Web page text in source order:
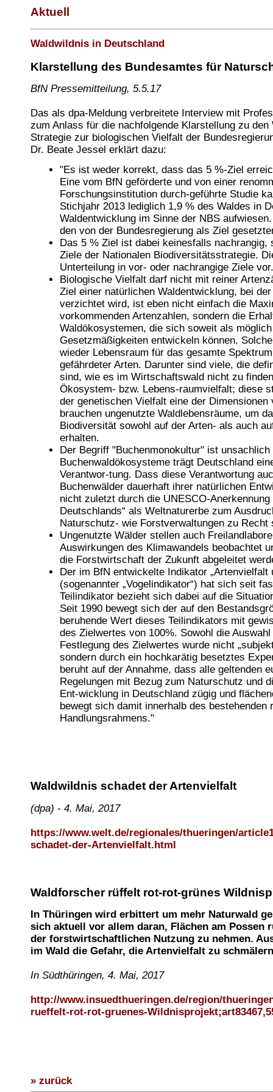
Aktuell
Waldwildnis in Deutschland
Klarstellung des Bundesamtes für
BfN Pressemitteilung, 5.5.17
Das als dpa-Meldung verbreitete Interview mit
zum Anlass für die nachfolgende Klarstellung zu den
Strategie zur biologischen Vielfalt der
Dr. Beate Jessel erklärt dazu:
"Es ist weder korrekt, dass das 5 %-Ziel
Eine vom BfN geförderte und von einer
Forschungsinstitution durch-geführte Studie
Stichjahr 2013 lediglich 1,9 % des Waldes in
Waldentwicklung im Sinne der NBS
den von der Bundesregierung als Ziel
Das 5 % Ziel ist dabei keinesfalls nachrangig,
Ziele der Nationalen Biodiversitätsstrategie.
Unterteilung in vor- oder nachrangige Ziele vor.
Biologische Vielfalt darf nicht mit reiner
Ziel einer natürlichen Waldentwicklung, bei
verzichtet wird, ist eben nicht einfach die
vorkommenden Artenzahlen, sondern die
Waldökosystemen, die sich soweit als
Gesetzmäßigkeiten entwickeln können.
wieder Lebensraum für das gesamte
gefährdeter Arten. Darunter sind viele, die
sind, wie es im Wirtschaftswald nicht zu
Ökosystem- bzw. Lebens-raumvielfalt; diese
der genetischen Vielfalt eine der
brauchen ungenutzte Waldlebensräume, um
Biodiversität sowohl auf der Arten- als auch
erhalten.
Der Begriff "Buchenmonokultur" ist
Buchenwaldökosysteme trägt Deutschland
Verantwor-tung. Dass diese Verantwortung
Buchenwälder dauerhaft ihrer natürlichen
nicht zuletzt durch die UNESCO-Anerkennung
Deutschlands“ als Weltnaturerbe zum
Naturschutz- wie Forstverwaltungen zu Recht
Ungenutzte Wälder stellen auch
Auswirkungen des Klimawandels beobachtet
die Forstwirtschaft der Zukunft abgeleitet
Der im BfN entwickelte Indikator „Artenvielfalt
(sogenannter „Vogelindikator“) hat sich seit
Teilindikator bezieht sich dabei auf die
Seit 1990 bewegt sich der auf den
beruhende Wert dieses Teilindikators mit
des Zielwertes von 100%. Sowohl die
Festlegung des Zielwertes wurde nicht
sondern durch ein hochkarätig besetztes
beruht auf der Annahme, dass alle geltenden
Regelungen mit Bezug zum Naturschutz und
Ent-wicklung in Deutschland zügig und
bewegt sich damit innerhalb des bestehenden
Handlungsrahmens."
Waldwildnis schadet der Artenvielfalt
(dpa) - 4. Mai, 2017
https://www.welt.de/regionales/thueringen/
schadet-der-Artenvielfalt.html
Waldforscher rüffelt rot-rot-grünes
In Thüringen wird erbittert um mehr Naturwald
sich aktuell vor allem daran, Flächen am Possen
der forstwirtschaftlichen Nutzung zu nehmen.
im Wald die Gefahr, die Artenvielfalt zu
In Südthüringen, 4. Mai, 2017
http://www.insuedthueringen.de/region/
rueffelt-rot-rot-gruenes-
» zurück